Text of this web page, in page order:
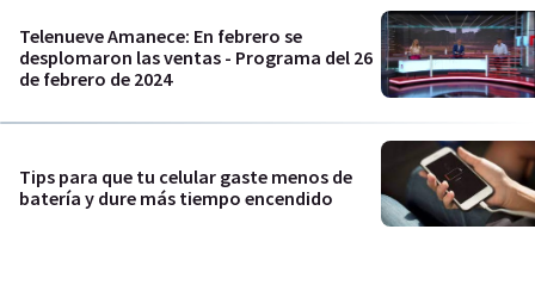
Telenueve Amanece: En febrero se
desplomaron las ventas - Programa del 26
de febrero de 2024
Tips para que tu celular gaste menos de
batería y dure más tiempo encendido